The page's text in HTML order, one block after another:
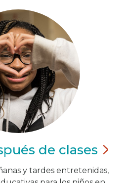
de clases
y tardes entretenidas,